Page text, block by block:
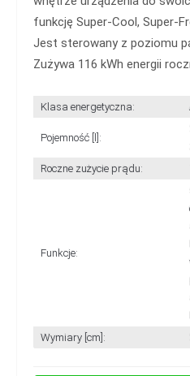
funkcję Super-Cool, Super-
Jest sterowany z poziomu
Zużywa 116 kWh energii
Klasa energetyczna:
Pojemność [l]:
Roczne zużycie prądu:
Funkcje:
Wymiary [cm]: